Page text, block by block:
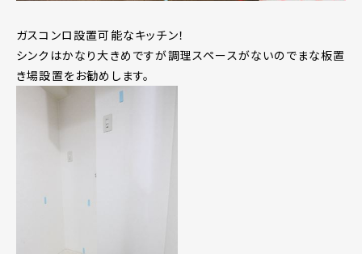
ガスコンロ設置可能なキッチン！
シンクはかなり大きめですが調理スペースがないのでまな板置
き場設置をお勧めします。